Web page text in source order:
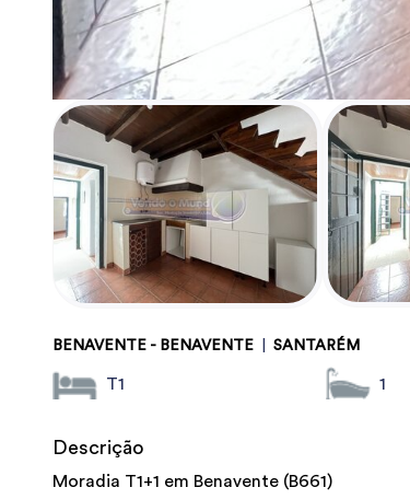
BENAVENTE - BENAVENTE SANTARÉM
T1 1
Descrição
Moradia T1+1 em Benavente (B661)